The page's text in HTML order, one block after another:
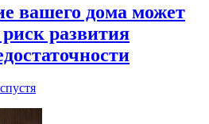
вашего дома может
развития